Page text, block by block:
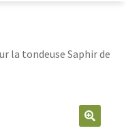
la tondeuse Saphir de